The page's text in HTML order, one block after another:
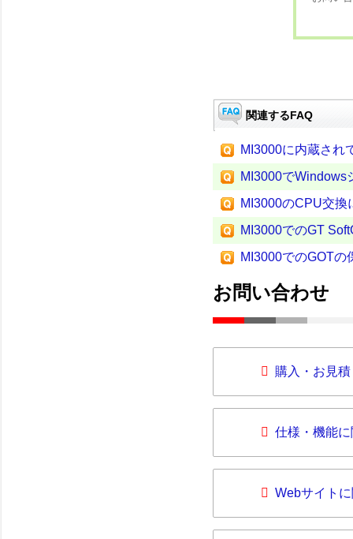
関連するFAQ
MI3000に内蔵され
MI3000でWindows
MI3000のCPU交換
MI3000でのGT
MI3000でのGOTの
お問い合わせ
購入・お見
仕様・機能
Webサイト